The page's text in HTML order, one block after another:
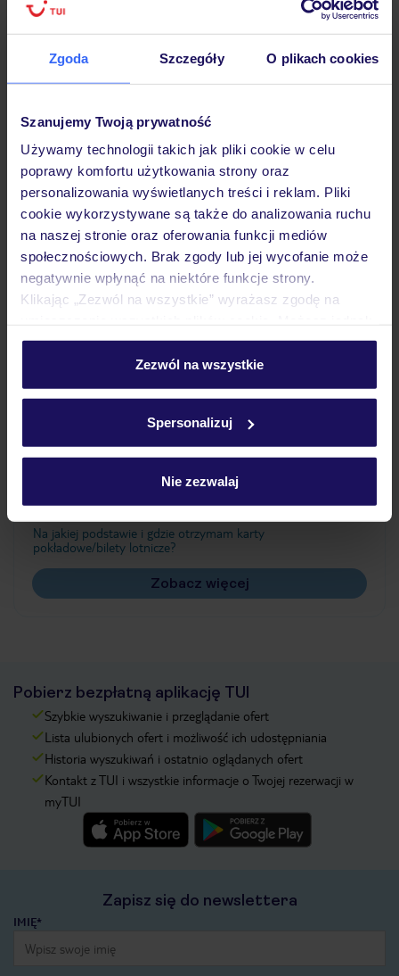
Zgoda Szczegóły O plikach cookies
Szanujemy Twoją prywatność
Używamy technologii takich jak pliki cookie w celu
poprawy komfortu użytkowania strony oraz
personalizowania wyświetlanych treści i reklam. Pliki
cookie wykorzystywane są także do analizowania ruchu
na naszej stronie oraz oferowania funkcji mediów
społecznościowych. Brak zgody lub jej wycofanie może
negatywnie wpłynąć na niektóre funkcje strony.
Klikając „Zezwól na wszystkie” wyrażasz zgodę na
personalizować swój wybór wchodząc w zakładkę
Szczegółowe informacje o plikach cookie znajdziesz
Zezwól na wszystkie
Spersonalizuj
Nie zezwalaj
Hotel
Opinie
Pokoje
Wyżywienie
Ważne informacje
Często zadawane pytania
Jak zmienić uczestników/osobę zgłaszającą?
Czy w Hotelu będzie przedstawiciel TUI?
Na jakiej podstawie i gdzie otrzymam karty
pokładowe/bilety lotnicze?
Zobacz więcej
Pobierz bezpłatną aplikację TUI
Szybkie wyszukiwanie i przeglądanie ofert
Lista ulubionych ofert i możliwość ich udostępniania
Historia wyszukiwań i ostatnio oglądanych ofert
Kontakt z TUI i wszystkie informacje o Twojej rezerwacji w
myTUI
Zapisz się do newslettera
IMIĘ*